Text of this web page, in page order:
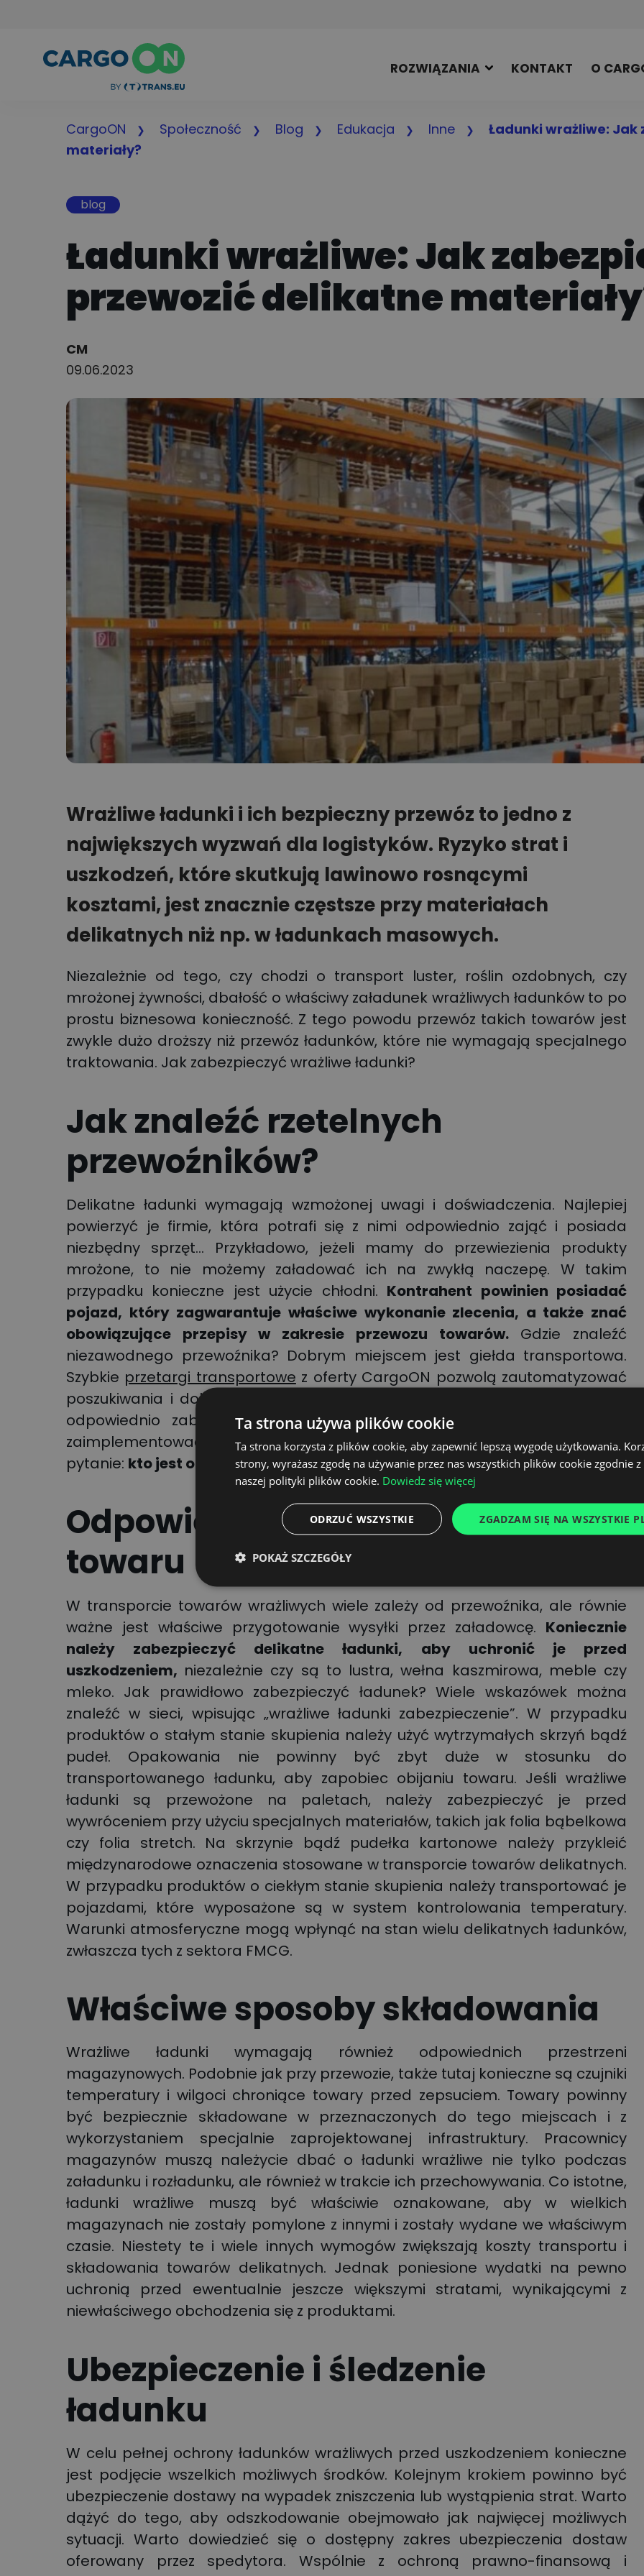
ROZWIĄZANIA KONTAKT O
CargoON Społeczność Blog Edukacja Inne
Ładunki wrażliwe:
materiały?
blog
Ładunki wrażliwe: Jak
przewozić delikatne
Author:
CM
09.06.2023
Wrażliwe ładunki i ich bezpieczny przewóz to jedno z
największych wyzwań dla logistyków. Ryzyko strat i
uszkodzeń, które skutkują lawinowo rosnącymi
kosztami, jest znacznie częstsze przy materiałach
delikatnych niż np. w ładunkach masowych.
Niezależnie od tego, czy chodzi o transport luster, roślin ozdobnych, czy
mrożonej żywności, dbałość o właściwy załadunek wrażliwych ładunków to po
prostu biznesowa konieczność. Z tego powodu przewóz takich towarów jest
zwykle dużo droższy niż przewóz ładunków, które nie wymagają specjalnego
traktowania. Jak zabezpieczyć wrażliwe ładunki?
Jak znaleźć rzetelnych
przewoźników?
Delikatne ładunki wymagają wzmożonej uwagi i doświadczenia. Najlepiej
powierzyć je firmie, która potrafi się z nimi odpowiednio zająć i posiada
niezbędny sprzęt… Przykładowo, jeżeli mamy do przewiezienia produkty
mrożone, to nie możemy załadować ich na zwykłą naczepę. W takim
przypadku konieczne jest użycie chłodni. Kontrahent powinien posiadać
pojazd, który zagwarantuje właściwe wykonanie zlecenia, a także znać
obowiązujące przepisy w zakresie przewozu towarów.Gdzie znaleźć
niezawodnego przewoźnika? Dobrym miejscem jest giełda transportowa.
Szybkie przetargi transportowe z oferty CargoON pozwolą zautomatyzować
poszukiwania i dobrać właściwych kontrahentów, którzy będą wiedzieli, jak
odpowiednio zabezpieczyć ładunki wrażliwe podczas transportu. Warto
zaimplementować to rozwiązanie u każdego załadowcy. Powstaje jednak
pytanie: kto jest odpowiedzialny za zabezpieczenie ładunku?
Odpowiednie przygotowanie
towaru
W transporcie towarów wrażliwych wiele zależy od przewoźnika, ale równie
ważne jest właściwe przygotowanie wysyłki przez załadowcę. Koniecznie
należy zabezpieczyć delikatne ładunki, aby uchronić je przed
uszkodzeniem, niezależnie czy są to lustra, wełna kaszmirowa, meble czy
mleko. Jak prawidłowo zabezpieczyć ładunek? Wiele wskazówek można
znaleźć w sieci, wpisując „wrażliwe ładunki zabezpieczenie”. W przypadku
produktów o stałym stanie skupienia należy użyć wytrzymałych skrzyń bądź
pudeł. Opakowania nie powinny być zbyt duże w stosunku do
transportowanego ładunku, aby zapobiec obijaniu towaru. Jeśli wrażliwe
ładunki są przewożone na paletach, należy zabezpieczyć je przed
wywróceniem przy użyciu specjalnych materiałów, takich jak folia bąbelkowa
czy folia stretch. Na skrzynie bądź pudełka kartonowe należy przykleić
międzynarodowe oznaczenia stosowane w transporcie towarów delikatnych.
W przypadku produktów o ciekłym stanie skupienia należy transportować je
pojazdami, które wyposażone są w system kontrolowania temperatury.
Warunki atmosferyczne mogą wpłynąć na stan wielu delikatnych ładunków,
zwłaszcza tych z sektora FMCG.
Właściwe sposoby składowania
Wrażliwe ładunki wymagają również odpowiednich przestrzeni
magazynowych. Podobnie jak przy przewozie, także tutaj konieczne są czujniki
temperatury i wilgoci chroniące towary przed zepsuciem. Towary powinny
być bezpiecznie składowane w przeznaczonych do tego miejscach i z
wykorzystaniem specjalnie zaprojektowanej infrastruktury. Pracownicy
magazynów muszą należycie dbać o ładunki wrażliwe nie tylko podczas
załadunku i rozładunku, ale również w trakcie ich przechowywania. Co istotne,
ładunki wrażliwe muszą być właściwie oznakowane, aby w wielkich
magazynach nie zostały pomylone z innymi i zostały wydane we właściwym
czasie. Niestety te i wiele innych wymogów zwiększają koszty transportu i
składowania towarów delikatnych. Jednak poniesione wydatki na pewno
uchronią przed ewentualnie jeszcze większymi stratami, wynikającymi z
niewłaściwego obchodzenia się z produktami.
Ubezpieczenie i śledzenie
ładunku
W celu pełnej ochrony ładunków wrażliwych przed uszkodzeniem konieczne
jest podjęcie wszelkich możliwych środków. Kolejnym krokiem powinno być
ubezpieczenie dostawy na wypadek zniszczenia lub wystąpienia strat. Warto
dążyć do tego, aby odszkodowanie obejmowało jak najwięcej możliwych
sytuacji. Warto dowiedzieć się o dostępny zakres ubezpieczenia dostaw
oferowany przez spedytora. Wspólnie z ochroną prawno-finansową i
Ta strona używa plików cookie
Ta strona korzysta z plików cookie, aby zapewnić lepszą wygodę użytkowania.
strony, wyrażasz zgodę na używanie przez nas wszystkich plików cookie zgodnie
naszej polityki plików cookie. Dowiedz się więcej
ZGADZAM SIĘ NA WSZYSTKIE
ODRZUĆ WSZYSTKIE
POKAŻ SZCZEGÓŁY